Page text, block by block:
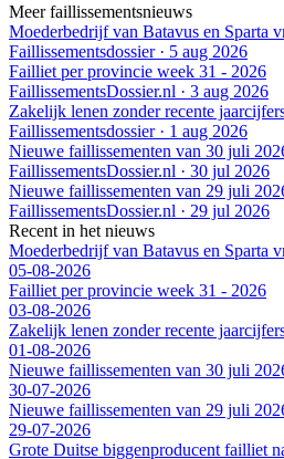
Meer faillissementsnieuws
Moederbedrijf van Batavus en Sparta
Faillissementsdossier· 5 aug 2026
Failliet per provincie week 31 - 2026
FaillissementsDossier.nl · 3 aug 2026
Zakelijk lenen zonder recente
Faillissementsdossier· 1 aug 2026
Nieuwe faillissementen van 30 juli
FaillissementsDossier.nl · 30 jul 2026
Nieuwe faillissementen van 29 juli
FaillissementsDossier.nl · 29 jul 2026
Recent in het nieuws
Moederbedrijf van Batavus en Sparta
05-08-2026
Failliet per provincie week 31 - 2026
03-08-2026
Zakelijk lenen zonder recente
01-08-2026
Nieuwe faillissementen van 30 juli
30-07-2026
Nieuwe faillissementen van 29 juli
29-07-2026
Grote Duitse biggenproducent failliet